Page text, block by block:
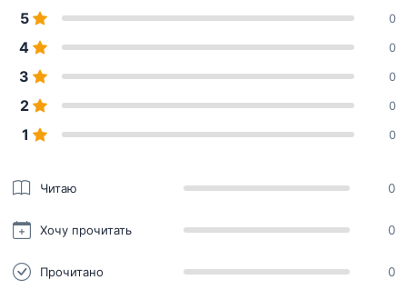
5 0
4 0
3 0
2 0
1 0
Читаю 0
Хочу прочитать 0
Прочитано 0